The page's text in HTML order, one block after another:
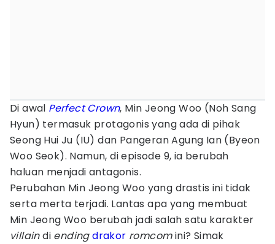
Di awal Perfect Crown, Min Jeong Woo (Noh Sang
Hyun) termasuk protagonis yang ada di pihak
Seong Hui Ju (IU) dan Pangeran Agung Ian (Byeon
Woo Seok). Namun, di episode 9, ia berubah
haluan menjadi antagonis.
Perubahan Min Jeong Woo yang drastis ini tidak
serta merta terjadi. Lantas apa yang membuat
Min Jeong Woo berubah jadi salah satu karakter
villaindi endingdrakor romcomini? Simak